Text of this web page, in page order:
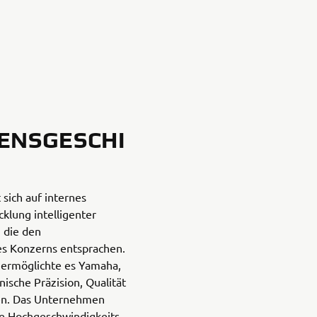
auf internes
intelligenter
die den
Konzerns entsprachen.
es Yamaha,
Präzision, Qualität
Das Unternehmen